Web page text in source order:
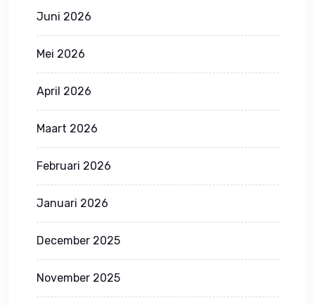
Juni 2026
Mei 2026
April 2026
Maart 2026
Februari 2026
Januari 2026
December 2025
November 2025